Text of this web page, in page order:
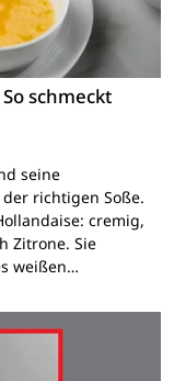
schmeckt
seine
richtigen Soße.
cremig,
Zitrone. Sie
weißen…